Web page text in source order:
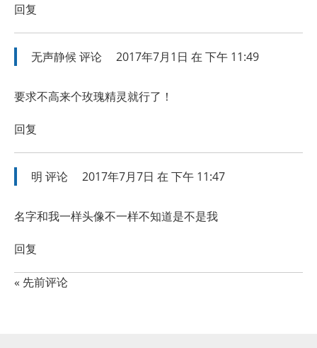
回复
无声静候 评论 2017年7月1日 在 下午 11:49
要求不高来个玫瑰精灵就行了！
回复
明 评论 2017年7月7日 在 下午 11:47
名字和我一样头像不一样不知道是不是我
回复
« 先前评论